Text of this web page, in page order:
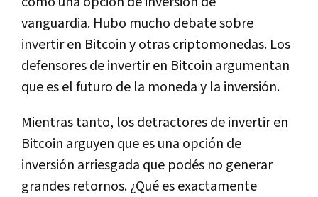
vanguardia. Hubo mucho debate sobre
invertir en Bitcoin y otras criptomonedas. Los
defensores de invertir en Bitcoin argumentan
que es el futuro de la moneda y la inversión.
Mientras tanto, los detractores de invertir en
Bitcoin arguyen que es una opción de
inversión arriesgada que podés no generar
grandes retornos. ¿Qué es exactamente